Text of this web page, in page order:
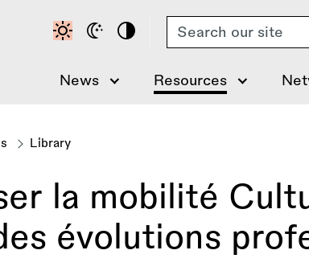
Search
News Resources
Library
la mobilité
évolutions